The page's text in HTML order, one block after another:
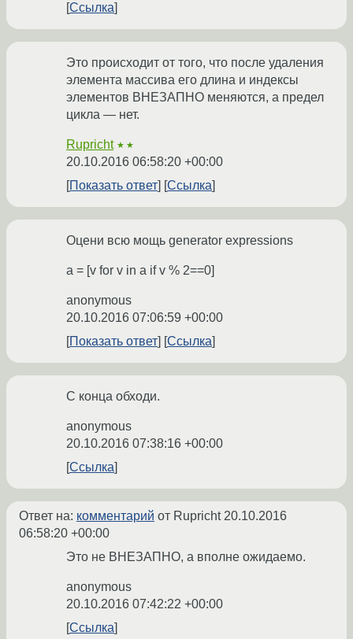
Ссылка
Это происходит от того, что после удаления
элемента массива его длина и индексы
элементов ВНЕЗАПНО меняются, а предел
цикла — нет.
Rupricht ★★
20.10.2016 06:58:20 +00:00
Показать ответ
Ссылка
Оцени всю мощь generator expressions
a = [v for v in a if v % 2==0]
anonymous
20.10.2016 07:06:59 +00:00
Показать ответ
Ссылка
С конца обходи.
anonymous
20.10.2016 07:38:16 +00:00
Ссылка
Ответ на: комментарий от Rupricht20.10.2016
06:58:20 +00:00
Это не ВНЕЗАПНО, а вполне ожидаемо.
anonymous
20.10.2016 07:42:22 +00:00
Ссылка